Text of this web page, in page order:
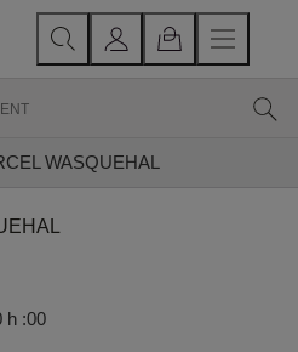
WASQUEHAL
h :00